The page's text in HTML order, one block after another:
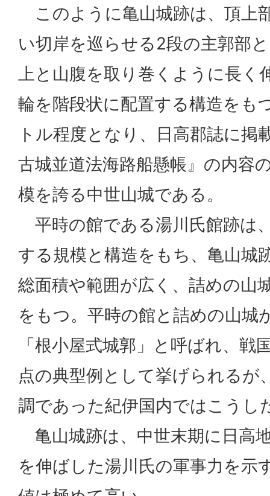
このように亀山城跡は、頂上
い切岸を巡らせる2段の主郭部
上と山腹を取り巻くように長く
輪を階段状に配置する構造をも
トル程度となり、日高郡誌に掲
古城並道法海路船懸帳』の内容
模を誇る中世山城である。
平時の館である湯川氏館跡は
する規模と構造をもち、亀山城
総面積や範囲が広く、詰めの山
をもつ。平時の館と詰めの山城
「根小屋式城郭」と呼ばれ、戦
点の典型例として挙げられるが
調であった紀伊国内ではこうし
亀山城跡は、中世末期に日高
を伸ばした湯川氏の軍事力を示